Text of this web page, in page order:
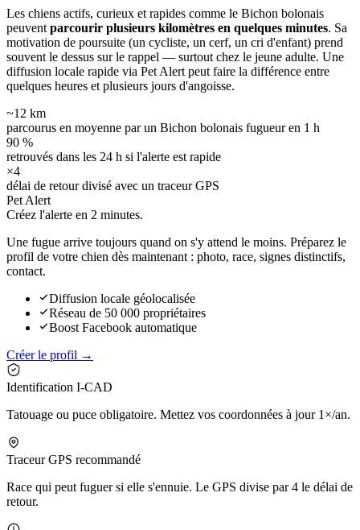
Les chiens actifs, curieux et rapides comme le Bichon bolonais
peuvent parcourir plusieurs kilomètres en quelques minutes. Sa
motivation de poursuite (un cycliste, un cerf, un cri d'enfant) prend
souvent le dessus sur le rappel — surtout chez le jeune adulte. Une
diffusion locale rapide via Pet Alert peut faire la différence entre
quelques heures et plusieurs jours d'angoisse.
~12 km
parcourus en moyenne par un Bichon bolonais fugueur en 1 h
90 %
retrouvés dans les 24 h si l'alerte est rapide
×4
délai de retour divisé avec un traceur GPS
Pet Alert
Créez l'alerte en 2 minutes.
Une fugue arrive toujours quand on s'y attend le moins. Préparez le
profil de votre chien dès maintenant : photo, race, signes distinctifs,
contact.
Diffusion locale géolocalisée
Réseau de 50 000 propriétaires
Boost Facebook automatique
Créer le profil →
Identification I-CAD
Tatouage ou puce obligatoire. Mettez vos coordonnées à jour 1×/an.
Traceur GPS recommandé
Race qui peut fuguer si elle s'ennuie. Le GPS divise par 4 le délai de
retour.